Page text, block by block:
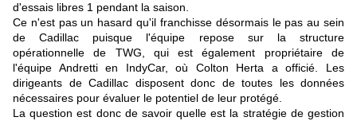
d'essais libres 1 pendant la saison.
Ce n'est pas un hasard qu'il franchisse désormais le pas au sein
de Cadillac puisque l'équipe repose sur la structure
opérationnelle de TWG, qui est également propriétaire de
l'équipe Andretti en IndyCar, où Colton Herta a officié. Les
dirigeants de Cadillac disposent donc de toutes les données
nécessaires pour évaluer le potentiel de leur protégé.
La question est donc de savoir quelle est la stratégie de gestion